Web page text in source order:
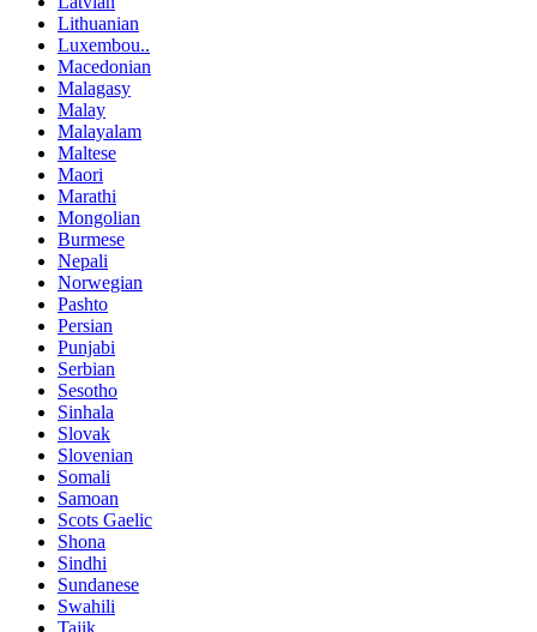
Lithuanian
Luxembou..
Macedonian
Malagasy
Malay
Malayalam
Maltese
Maori
Marathi
Mongolian
Burmese
Nepali
Norwegian
Pashto
Persian
Punjabi
Serbian
Sesotho
Sinhala
Slovak
Slovenian
Somali
Samoan
Scots Gaelic
Shona
Sindhi
Sundanese
Swahili
Tajik